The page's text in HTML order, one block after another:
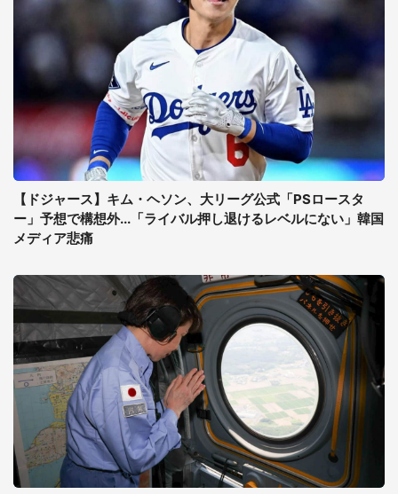
【ドジャース】キム・ヘソン、大リーグ公式「PSロースタ
ー」予想で構想外...「ライバル押し退けるレベルにない」韓国
メディア悲痛